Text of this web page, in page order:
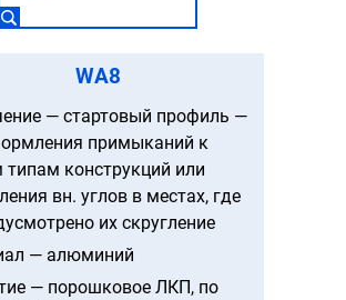
WA8
— стартовый профиль —
примыканий к
типам конструкций или
вн. углов в местах, где
их скругление
— алюминий
— порошковое ЛКП, по